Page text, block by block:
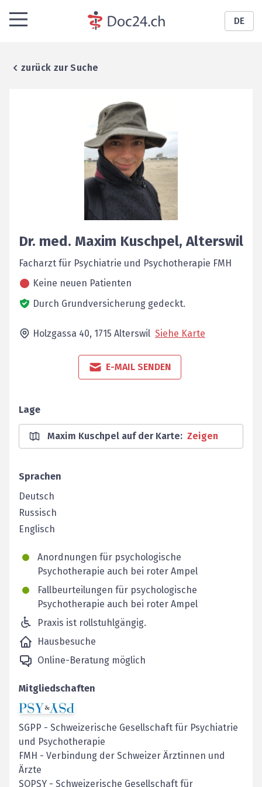
DE
zurück zur Suche
Dr. med. Maxim Kuschpel,Alterswil
Facharzt für Psychiatrie und Psychotherapie FMH
Keine neuen Patienten
Durch Grundversicherung gedeckt.
Holzgassa 40, 1715 Alterswil Siehe Karte
E-MAIL SENDEN
Lage
Maxim Kuschpel auf der Karte: Zeigen
Sprachen
Deutsch
Russisch
Englisch
Anordnungen für psychologische
Psychotherapie auch bei roter Ampel
Fallbeurteilungen für psychologische
Psychotherapie auch bei roter Ampel
Praxis ist rollstuhlgängig.
Hausbesuche
Online-Beratung möglich
Mitgliedschaften
SGPP - Schweizerische Gesellschaft für Psychiatrie
und Psychotherapie
FMH - Verbindung der Schweizer Ärztinnen und
Ärzte
SOPSY - Schweizerische Gesellschaft für